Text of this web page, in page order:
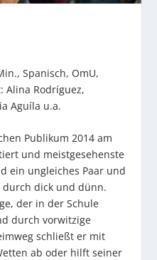
Spanisch, OmU,
Alina Rodríguez,
Aguíla u.a.
Publikum 2014 am
und meistgesehenste
ein ungleiches Paar und
dick und dünn.
der in der Schule
durch vorwitzige
schließt er mit
ab oder hilft seiner